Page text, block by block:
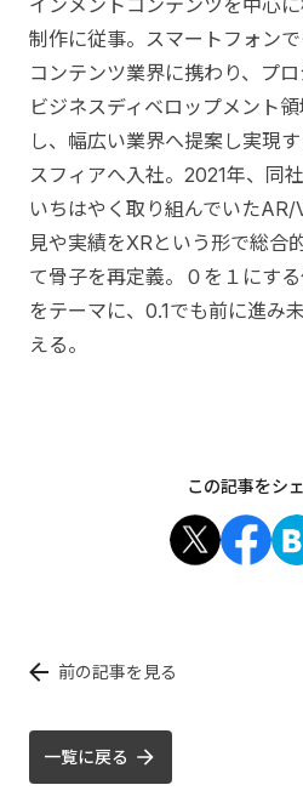
制作に従事。スマートフォン
コンテンツ業界に携わり、プ
ビジネスディベロップメント
し、幅広い業界へ提案し実現
スフィアへ入社。2021年、同
いちはやく取り組んでいた
見や実績をXRという形で総合
て骨子を再定義。０を１にす
をテーマに、0.1でも前に進み
える。
この記事をシ
前の記事を見る
一覧に戻る